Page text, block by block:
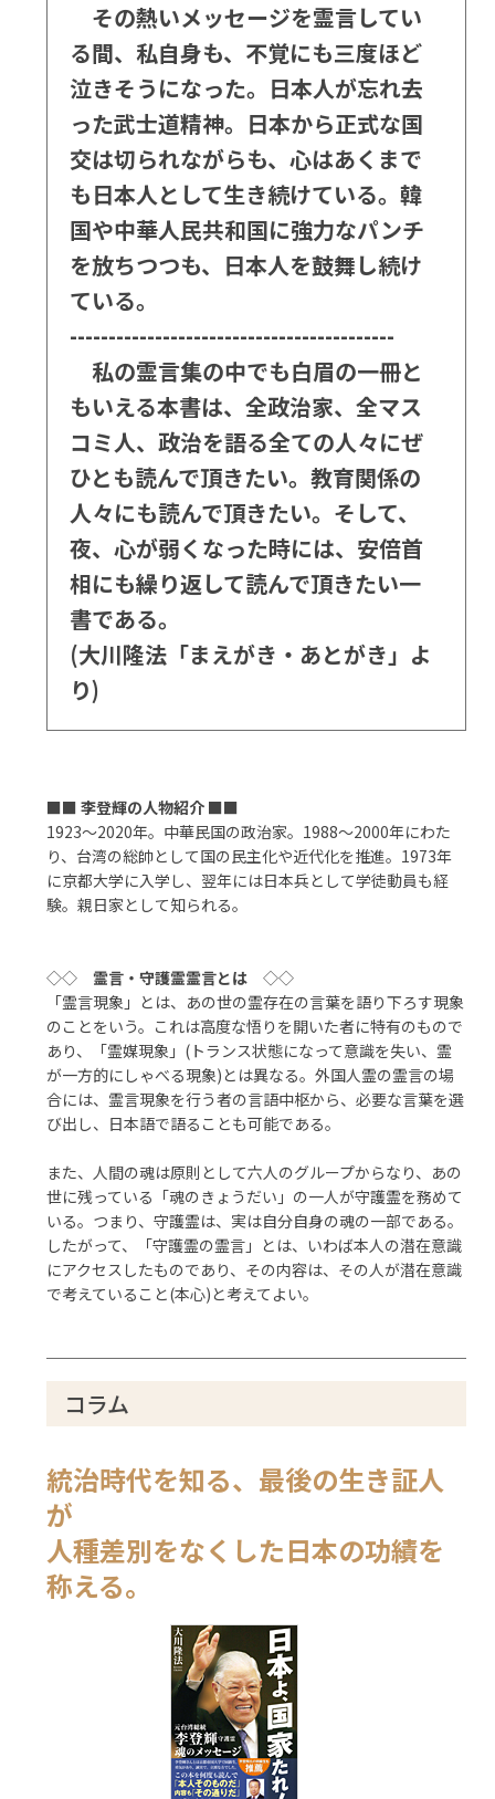
その熱いメッセージを霊言してい
る間、私自身も、不覚にも三度ほど
泣きそうになった。日本人が忘れ去
った武士道精神。日本から正式な国
交は切られながらも、心はあくまで
も日本人として生き続けている。韓
国や中華人民共和国に強力なパンチ
を放ちつつも、日本人を鼓舞し続け
ている。
------------------------------------------
私の霊言集の中でも白眉の一冊と
もいえる本書は、全政治家、全マス
コミ人、政治を語る全ての人々にぜ
ひとも読んで頂きたい。教育関係の
人々にも読んで頂きたい。そして、
夜、心が弱くなった時には、安倍首
相にも繰り返して読んで頂きたい一
書である。
(大川隆法「まえがき・あとがき」よ
り)
■■李登輝の人物紹介 ■■
1923～2020年。中華民国の政治家。1988～2000年にわた
り、台湾の総帥として国の民主化や近代化を推進。1973年
に京都大学に入学し、翌年には日本兵として学徒動員も経
験。親日家として知られる。
◇◇霊言・守護霊霊言とは ◇◇
「霊言現象」とは、あの世の霊存在の言葉を語り下ろす現象
のことをいう。これは高度な悟りを開いた者に特有のもので
あり、「霊媒現象」(トランス状態になって意識を失い、霊
が一方的にしゃべる現象)とは異なる。外国人霊の霊言の場
合には、霊言現象を行う者の言語中枢から、必要な言葉を選
び出し、日本語で語ることも可能である。
また、人間の魂は原則として六人のグループからなり、あの
世に残っている「魂のきょうだい」の一人が守護霊を務めて
いる。つまり、守護霊は、実は自分自身の魂の一部である。
したがって、「守護霊の霊言」とは、いわば本人の潜在意識
にアクセスしたものであり、その内容は、その人が潜在意識
で考えていること(本心)と考えてよい。
コラム
統治時代を知る、最後の生き証人
が
人種差別をなくした日本の功績を
称える。